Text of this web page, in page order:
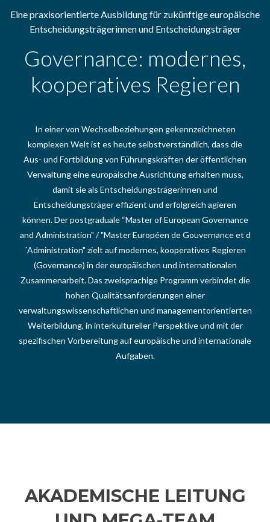
Eine praxisorientierte Ausbildung für zukünftige europäische
Entscheidungsträgerinnen und Entscheidungsträger
Governance: modernes,
kooperatives Regieren
In einer von Wechselbeziehungen gekennzeichneten
komplexen Welt ist es heute selbstverständlich, dass die
Aus- und Fortbildung von Führungskräften der öffentlichen
Verwaltung eine europäische Ausrichtung erhalten muss,
damit sie als Entscheidungsträgerinnen und
Entscheidungsträger effizient und erfolgreich agieren
können. Der postgraduale “Master of European Governance
and Administration" / "Master Européen de Gouvernance et d
´Administration" zielt auf modernes, kooperatives Regieren
(Governance) in der europäischen und internationalen
Zusammenarbeit. Das zweisprachige Programm verbindet die
hohen Qualitätsanforderungen einer
verwaltungswissenschaftlichen und managementorientierten
Weiterbildung, in interkultureller Perspektive und mit der
spezifischen Vorbereitung auf europäische und internationale
Aufgaben.
AKADEMISCHE LEITUNG